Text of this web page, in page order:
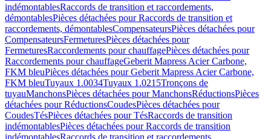
indémontablesRaccords de transition et raccordements,
démontablesPièces détachées pour Raccords de transition et
raccordements, démontablesCompensateursPièces détachées pour
CompensateursFermeturesPièces détachées pour
FermeturesRaccordements pour chauffagePièces détachées pour
Raccordements pour chauffageGeberit Mapress Acier Carbone,
FKM bleuPièces détachées pour Geberit Mapress Acier Carbone,
FKM bleuTuyaux 1.0034Tuyaux 1.0215Tronçons de
tuyauManchonsPièces détachées pour ManchonsRéductionsPièces
détachées pour RéductionsCoudesPièces détachées pour
CoudesTésPièces détachées pour TésRaccords de transition
indémontablesPièces détachées pour Raccords de transition
indémontablesRaccords de transition et raccordements,